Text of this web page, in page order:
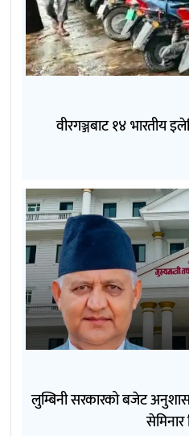
वीरगञ्जबाट १४ भारतीय
लुम्बिनी सरकारको बजेट